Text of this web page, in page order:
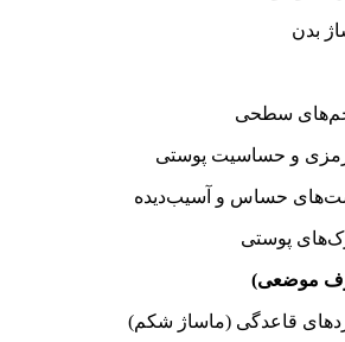
بدن
سطحی
و حساسیت پوستی
حساس و آسیب‌دیده
پوستی
موضعی)
قاعدگی (ماساژ شکم)